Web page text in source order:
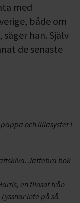
med
både om
han. Själv
de senaste
och lillasyster i
Jättebra bok
en filosof från
inte på så